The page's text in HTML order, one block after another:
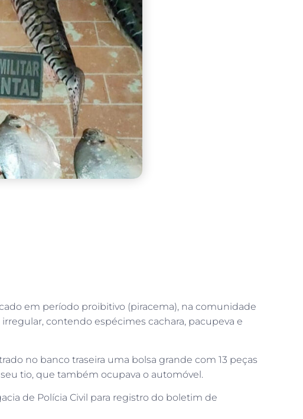
em período proibitivo (piracema), na comunidade
contendo espécimes cachara, pacupeva e
no banco traseira uma bolsa grande com 13 peças
tio, que também ocupava o automóvel.
de Polícia Civil para registro do boletim de